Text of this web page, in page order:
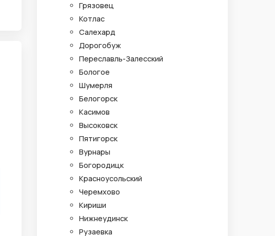
Грязовец
Котлас
Салехард
Дорогобуж
Переславль-Залесский
Бологое
Шумерля
Белогорск
Касимов
Высоковск
Пятигорск
Вурнары
Богородицк
Красноусольский
Черемхово
Кириши
Нижнеудинск
Рузаевка